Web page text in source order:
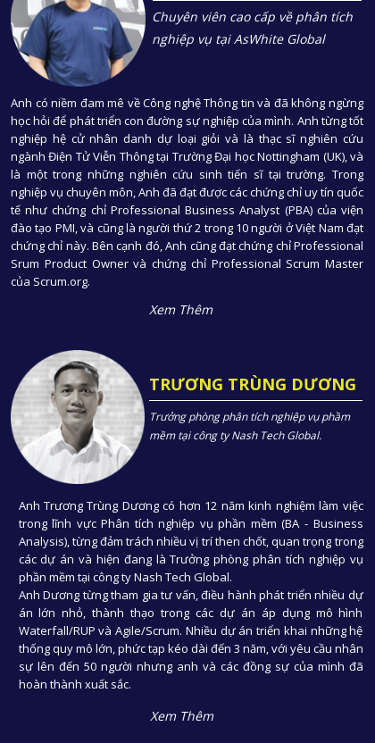
Anh có niềm đam mê về Công nghệ Thông tin và đã không ngừng
học hỏi để phát triển con đường sự nghiệp của mình. Anh từng tốt
nghiệp hệ cử nhân danh dự loại giỏi và là thạc sĩ nghiên cứu
ngành Điện Tử Viễn Thông tại Trường Đại học Nottingham (UK), và
là một trong những nghiên cứu sinh tiến sĩ tại trường. Trong
nghiệp vụ chuyên môn, Anh đã đạt được các chứng chỉ uy tín quốc
tế như chứng chỉ Professional Business Analyst (PBA) của viện
đào tạo PMI, và cũng là người thứ 2 trong 10 người ở Việt Nam đạt
chứng chỉ này. Bên cạnh đó, Anh cũng đạt chứng chỉ Professional
Srum Product Owner và chứng chỉ Professional Scrum Master
của Scrum.org.
Chuyên viên cao cấp về phân tích
nghiệp vụ tại AsWhite Global
Xem Thêm
Anh Trương Trùng Dương có hơn 12 năm kinh nghiệm làm việc
trong lĩnh vực Phân tích nghiệp vụ phần mềm (BA - Business
Analysis), từng đảm trách nhiều vị trí then chốt, quan trọng trong
các dự án và hiện đang là Trưởng phòng phân tích nghiệp vụ
phần mềm tại công ty Nash Tech Global.
Anh Dương từng tham gia tư vấn, điều hành phát triển nhiều dự
án lớn nhỏ, thành thạo trong các dự án áp dụng mô hình
Waterfall/RUP và Agile/Scrum. Nhiều dự án triển khai những hệ
thống quy mô lớn, phức tạp kéo dài đến 3 năm, với yêu cầu nhân
sự lên đến 50 người nhưng anh và các đồng sự của mình đã
hoàn thành xuất sắc.
TRƯƠNG TRÙNG DƯƠNG
Trưởng phòng phân tích nghiệp vụ phầm
mềm tại công ty Nash Tech Global.
Xem Thêm